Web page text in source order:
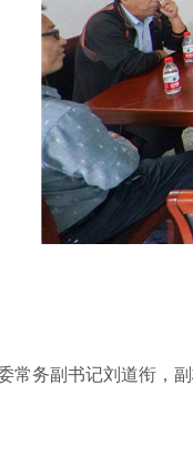
常务副书记刘道衔，